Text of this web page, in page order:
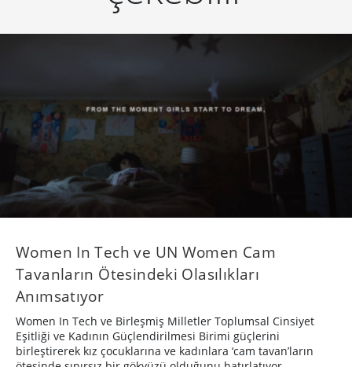
Women In Tech ve UN Women Cam
Tavanların Ötesindeki Olasılıkları
Anımsatıyor
Women In Tech ve Birleşmiş Milletler Toplumsal Cinsiyet
Eşitliği ve Kadının Güçlendirilmesi Birimi güçlerini
birleştirerek kız çocuklarına ve kadınlara ‘cam tavan’ların